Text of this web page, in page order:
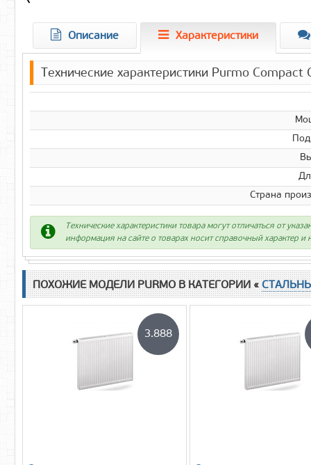
Описание Характеристики
Технические характеристики Purmo
Страна
Технические характеристики товара могут отличаться от
информация на сайте о товарах носит справочный характер
ПОХОЖИЕ МОДЕЛИ PURMO В КАТЕГОРИИ «
3.888